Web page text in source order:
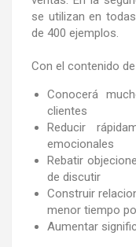
se utilizan en
de 400 ejemplos.
Con el contenido
Conocerá
clientes
Reducir
emocionales
Rebatir
de discutir
Construir
menor tiempo
Aumentar